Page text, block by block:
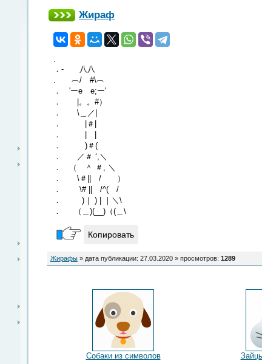
Жираф
.
．- 八八
. ︹/ #\︹
． 'ーe e;ー'
． |。。#）
． \＿／|
． |＃|
． | |
． )＃(
． ／＃ ‘,＼
． （ ＾ ＃, ＼
． \＃|| / ）
． \# || /^( /
． )｜ ) | ｜＼\
． （＿)(__)（(＿\
Копировать
Жирафы » дата публикации: 27.03.2020 » просмотров: 1289
Собаки из символов